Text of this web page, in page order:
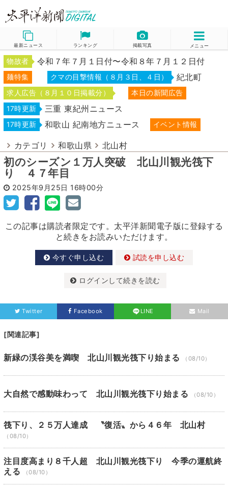
最新ニュース ランキング 掲載写真 メニュー
物故者 令和７年７月１日付〜令和８年７月１２日付
麺特集 クマの目撃情報（８月３日、４日） 紀北町
求人広告（８月１０日掲載分）
本日の新聞広告
17時更新
三重 東紀州ニュース
17時更新 和歌山 紀南地方ニュース イベント情報
カテゴリ 和歌山県 北山村
初のシーズン１万人突破 北山川観光筏下
り ４７年目
2025年9月25日 16時00分
この記事は購読者限定です。太平洋新聞電子版に登録する
と続きをお読みいただけます。
今すぐ申し込む 試読を申し込む
ログインして続きを読む
Twitter Facebook LINE Mail
[関連記事]
新緑の渓谷美を満喫 北山川観光筏下り始まる （08/10）
大自然で感動味わって 北山川観光筏下り始まる （08/10）
筏下り、２５万人達成 〝復活〟から４６年 北山村
（08/10）
注目度高まり８千人超 北山川観光筏下り 今季の運航終
える
（08/10）